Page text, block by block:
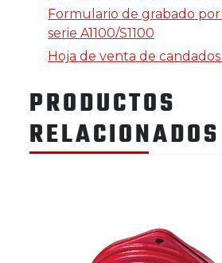
Formulario de grabado por
serie A1100/S1100
Hoja de venta de candados
PRODUCTOS
RELACIONADOS